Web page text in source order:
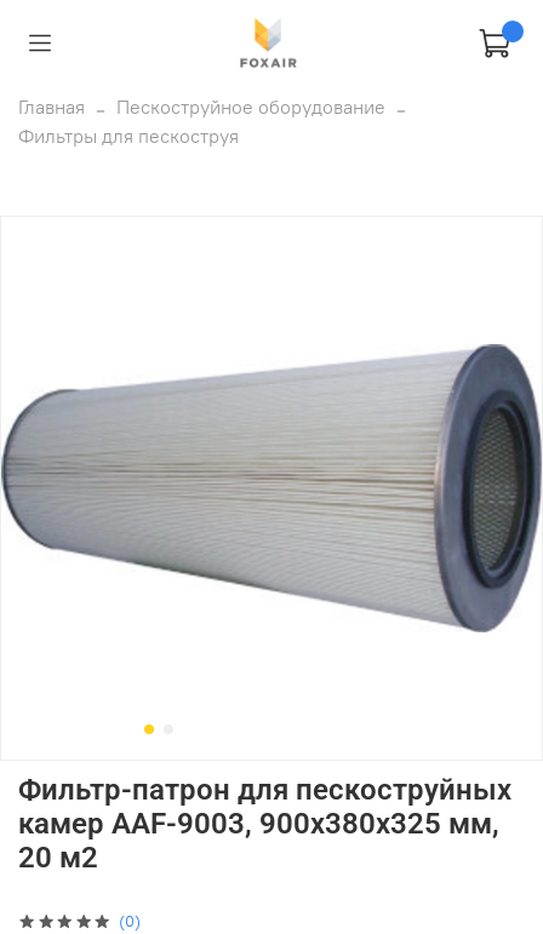
Главная
Пескоструйное оборудование
Фильтры для пескоструя
(0)
Фильтр-патрон для пескоструйных
камер AAF-9003, 900х380х325 мм,
20 м2